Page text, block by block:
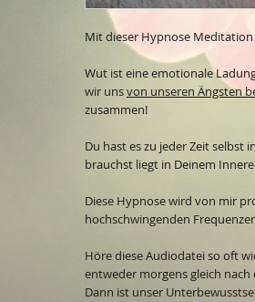
Mit dieser Hypnose
Wut ist eine emotionale
wir unsvon unseren Ängsten
zusammen!
Du hast es zu jeder Zeit selbst
brauchst liegt in Deinem
Diese Hypnose wird von mir
hochschwingenden
Höre diese Audiodatei so oft
entweder morgens gleich
Dann ist unser